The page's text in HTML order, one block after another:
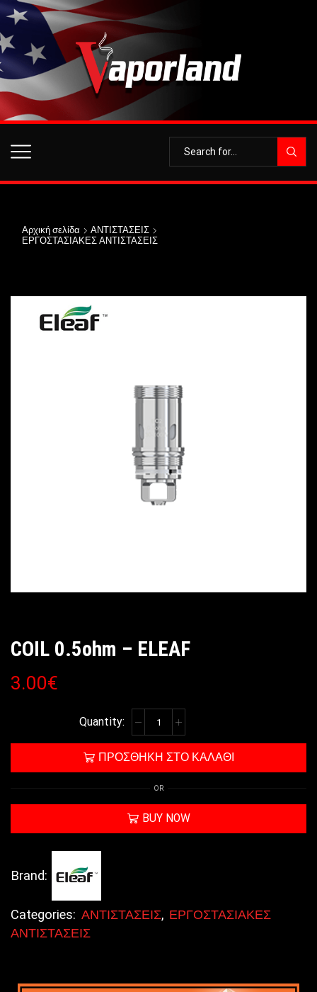
Αρχική σελίδα
ΑΝΤΙΣΤΑΣΕΙΣ
ΕΡΓΟΣΤΑΣΙΑΚΕΣ ΑΝΤΙΣΤΑΣΕΙΣ
COIL 0.5ohm – ELEAF
3.00€
ΠΡΟΣΘΉΚΗ ΣΤΟ ΚΑΛΆΘΙ
OR
BUY NOW
Brand:
Categories: ΑΝΤΙΣΤΑΣΕΙΣ, ΕΡΓΟΣΤΑΣΙΑΚΕΣ
ΑΝΤΙΣΤΑΣΕΙΣ